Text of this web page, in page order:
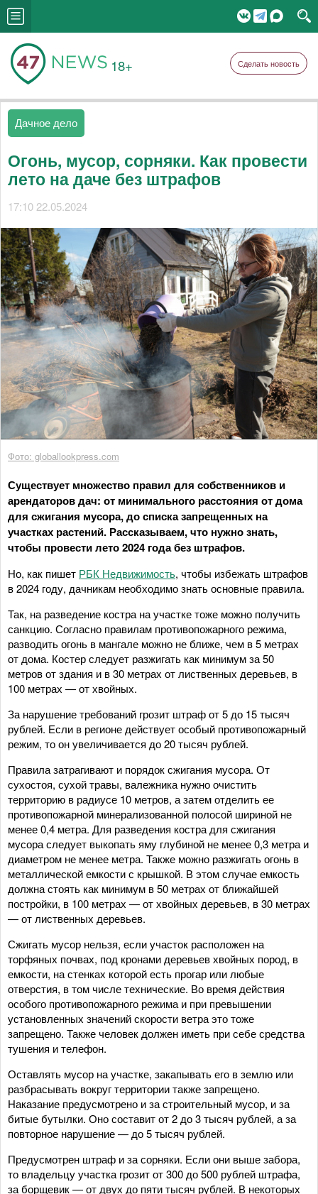
18+ Сделать новость
Дачное дело
Огонь, мусор, сорняки. Как провести
лето на даче без штрафов
17:10 22.05.2024
Фото: globallookpress.com
Существует множество правил для собственников и
арендаторов дач: от минимального расстояния от дома
для сжигания мусора, до списка запрещенных на
участках растений. Рассказываем, что нужно знать,
чтобы провести лето 2024 года без штрафов.
Но, как пишет РБК Недвижимость, чтобы избежать штрафов
в 2024 году, дачникам необходимо знать основные правила.
Так, на разведение костра на участке тоже можно получить
санкцию. Согласно правилам противопожарного режима,
разводить огонь в мангале можно не ближе, чем в 5 метрах
от дома. Костер следует разжигать как минимум за 50
метров от здания и в 30 метрах от лиственных деревьев, в
100 метрах — от хвойных.
За нарушение требований грозит штраф от 5 до 15 тысяч
рублей. Если в регионе действует особый противопожарный
режим, то он увеличивается до 20 тысяч рублей.
Правила затрагивают и порядок сжигания мусора. От
сухостоя, сухой травы, валежника нужно очистить
территорию в радиусе 10 метров, а затем отделить ее
противопожарной минерализованной полосой шириной не
менее 0,4 метра. Для разведения костра для сжигания
мусора следует выкопать яму глубиной не менее 0,3 метра и
диаметром не менее метра. Также можно разжигать огонь в
металлической емкости с крышкой. В этом случае емкость
должна стоять как минимум в 50 метрах от ближайшей
постройки, в 100 метрах — от хвойных деревьев, в 30 метрах
— от лиственных деревьев.
Сжигать мусор нельзя, если участок расположен на
торфяных почвах, под кронами деревьев хвойных пород, в
емкости, на стенках которой есть прогар или любые
отверстия, в том числе технические. Во время действия
особого противопожарного режима и при превышении
установленных значений скорости ветра это тоже
запрещено. Также человек должен иметь при себе средства
тушения и телефон.
Оставлять мусор на участке, закапывать его в землю или
разбрасывать вокруг территории также запрещено.
Наказание предусмотрено и за строительный мусор, и за
битые бутылки. Оно составит от 2 до 3 тысяч рублей, а за
повторное нарушение — до 5 тысяч рублей.
Предусмотрен штраф и за сорняки. Если они выше забора,
то владельцу участка грозит от 300 до 500 рублей штрафа,
за борщевик — от двух до пяти тысяч рублей. В некоторых